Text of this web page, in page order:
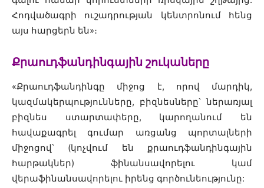
Հոդվածագրի ուշադրության կենտրոնում հենց
այս հարցերն են»։
Քրաուդֆանդինգային շուկաները
«Քրաուդֆանդինգը միջոց է, որով մարդիկ,
կազմակերպությունները, բիզնեսները՝ ներառյալ
բիզնես ստարտափերը, կարողանում են
հավաքագրել գումար առցանց պորտալների
միջոցով՝ (կոչվում են քրաուդֆանդինգային
հարթակներ) ֆինանսավորելու կամ
վերաֆինանսավորելու իրենց գործունեությունը: